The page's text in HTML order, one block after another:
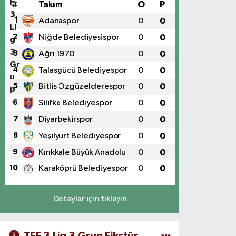
# Takım O P
1 Adanaspor 0 0
2 Niğde Belediyesispor 0 0
3 Ağrı 1970 0 0
4 Talasgücü Belediyespor 0 0
5 Bitlis Özgüzelderespor 0 0
6 Silifke Belediyespor 0 0
7 Diyarbekirspor 0 0
8 Yeşilyurt Belediyespor 0 0
9 Kırıkkale Büyük Anadolu 0 0
10 Karaköprü Belediyespor 0 0
Detaylar için tıklayın